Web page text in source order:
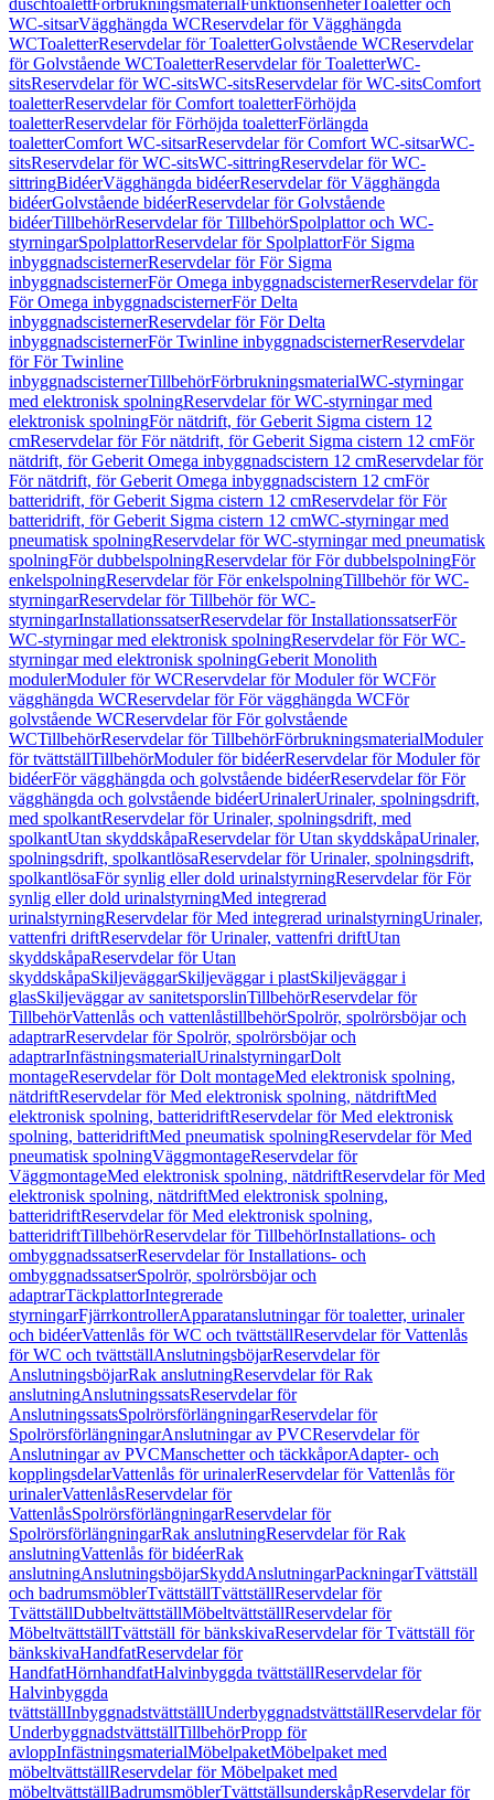
duschtoalettFörbrukningsmaterialFunktionsenheterToaletter och
WC-sitsarVägghängda WCReservdelar för Vägghängda
WCToaletterReservdelar för ToaletterGolvstående WCReservdelar
för Golvstående WCToaletterReservdelar för ToaletterWC-
sitsReservdelar för WC-sitsWC-sitsReservdelar för WC-sitsComfort
toaletterReservdelar för Comfort toaletterFörhöjda
toaletterReservdelar för Förhöjda toaletterFörlängda
toaletterComfort WC-sitsarReservdelar för Comfort WC-sitsarWC-
sitsReservdelar för WC-sitsWC-sittringReservdelar för WC-
sittringBidéerVägghängda bidéerReservdelar för Vägghängda
bidéerGolvstående bidéerReservdelar för Golvstående
bidéerTillbehörReservdelar för TillbehörSpolplattor och WC-
styrningarSpolplattorReservdelar för SpolplattorFör Sigma
inbyggnadscisternerReservdelar för För Sigma
inbyggnadscisternerFör Omega inbyggnadscisternerReservdelar för
För Omega inbyggnadscisternerFör Delta
inbyggnadscisternerReservdelar för För Delta
inbyggnadscisternerFör Twinline inbyggnadscisternerReservdelar
för För Twinline
inbyggnadscisternerTillbehörFörbrukningsmaterialWC-styrningar
med elektronisk spolningReservdelar för WC-styrningar med
elektronisk spolningFör nätdrift, för Geberit Sigma cistern 12
cmReservdelar för För nätdrift, för Geberit Sigma cistern 12 cmFör
nätdrift, för Geberit Omega inbyggnadscistern 12 cmReservdelar för
För nätdrift, för Geberit Omega inbyggnadscistern 12 cmFör
batteridrift, för Geberit Sigma cistern 12 cmReservdelar för För
batteridrift, för Geberit Sigma cistern 12 cmWC-styrningar med
pneumatisk spolningReservdelar för WC-styrningar med pneumatisk
spolningFör dubbelspolningReservdelar för För dubbelspolningFör
enkelspolningReservdelar för För enkelspolningTillbehör för WC-
styrningarReservdelar för Tillbehör för WC-
styrningarInstallationssatserReservdelar för InstallationssatserFör
WC-styrningar med elektronisk spolningReservdelar för För WC-
styrningar med elektronisk spolningGeberit Monolith
modulerModuler för WCReservdelar för Moduler för WCFör
vägghängda WCReservdelar för För vägghängda WCFör
golvstående WCReservdelar för För golvstående
WCTillbehörReservdelar för TillbehörFörbrukningsmaterialModuler
för tvättställTillbehörModuler för bidéerReservdelar för Moduler för
bidéerFör vägghängda och golvstående bidéerReservdelar för För
vägghängda och golvstående bidéerUrinalerUrinaler, spolningsdrift,
med spolkantReservdelar för Urinaler, spolningsdrift, med
spolkantUtan skyddskåpaReservdelar för Utan skyddskåpaUrinaler,
spolningsdrift, spolkantlösaReservdelar för Urinaler, spolningsdrift,
spolkantlösaFör synlig eller dold urinalstyrningReservdelar för För
synlig eller dold urinalstyrningMed integrerad
urinalstyrningReservdelar för Med integrerad urinalstyrningUrinaler,
vattenfri driftReservdelar för Urinaler, vattenfri driftUtan
skyddskåpaReservdelar för Utan
skyddskåpaSkiljeväggarSkiljeväggar i plastSkiljeväggar i
glasSkiljeväggar av sanitetsporslinTillbehörReservdelar för
TillbehörVattenlås och vattenlåstillbehörSpolrör, spolrörsböjar och
adaptrarReservdelar för Spolrör, spolrörsböjar och
adaptrarInfästningsmaterialUrinalstyrningarDolt
montageReservdelar för Dolt montageMed elektronisk spolning,
nätdriftReservdelar för Med elektronisk spolning, nätdriftMed
elektronisk spolning, batteridriftReservdelar för Med elektronisk
spolning, batteridriftMed pneumatisk spolningReservdelar för Med
pneumatisk spolningVäggmontageReservdelar för
VäggmontageMed elektronisk spolning, nätdriftReservdelar för Med
elektronisk spolning, nätdriftMed elektronisk spolning,
batteridriftReservdelar för Med elektronisk spolning,
batteridriftTillbehörReservdelar för TillbehörInstallations- och
ombyggnadssatserReservdelar för Installations- och
ombyggnadssatserSpolrör, spolrörsböjar och
adaptrarTäckplattorIntegrerade
styrningarFjärrkontrollerApparatanslutningar för toaletter, urinaler
och bidéerVattenlås för WC och tvättställReservdelar för Vattenlås
för WC och tvättställAnslutningsböjarReservdelar för
AnslutningsböjarRak anslutningReservdelar för Rak
anslutningAnslutningssatsReservdelar för
AnslutningssatsSpolrörsförlängningarReservdelar för
SpolrörsförlängningarAnslutningar av PVCReservdelar för
Anslutningar av PVCManschetter och täckkåporAdapter- och
kopplingsdelarVattenlås för urinalerReservdelar för Vattenlås för
urinalerVattenlåsReservdelar för
VattenlåsSpolrörsförlängningarReservdelar för
SpolrörsförlängningarRak anslutningReservdelar för Rak
anslutningVattenlås för bidéerRak
anslutningAnslutningsböjarSkyddAnslutningarPackningarTvättställ
och badrumsmöblerTvättställTvättställReservdelar för
TvättställDubbeltvättställMöbeltvättställReservdelar för
MöbeltvättställTvättställ för bänkskivaReservdelar för Tvättställ för
bänkskivaHandfatReservdelar för
HandfatHörnhandfatHalvinbyggda tvättställReservdelar för
Halvinbyggda
tvättställInbyggnadstvättställUnderbyggnadstvättställReservdelar för
UnderbyggnadstvättställTillbehörPropp för
avloppInfästningsmaterialMöbelpaketMöbelpaket med
möbeltvättställReservdelar för Möbelpaket med
möbeltvättställBadrumsmöblerTvättställsunderskåpReservdelar för